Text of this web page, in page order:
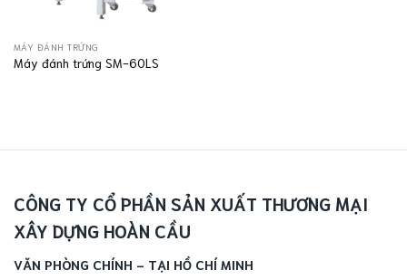
MÁY ĐÁNH TRỨNG
Máy đánh trứng SM-60LS
CÔNG TY CỔ PHẦN SẢN XUẤT THƯƠNG MẠI
XÂY DỰNG HOÀN CẦU
VĂN PHÒNG CHÍNH - TẠI HỒ CHÍ MINH